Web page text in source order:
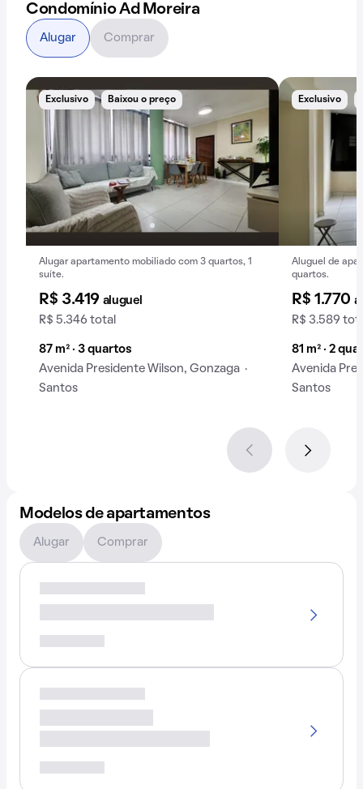
Condomínio Ad Moreira
Exclusivo Baixou o preço
Alugar apartamento mobiliado com 3 quartos, 1
suíte.
R$ 3.419 aluguel
R$ 5.346 total
87 m² · 3 quartos
Avenida Presidente Wilson, Gonzaga ·
Santos
Exclusivo
Aluguel de
quartos.
R$ 1.770
R$ 3.589
81 m² · 2
Avenida
Santos
Alugar Comprar
Modelos de apartamentos
Alugar Comprar